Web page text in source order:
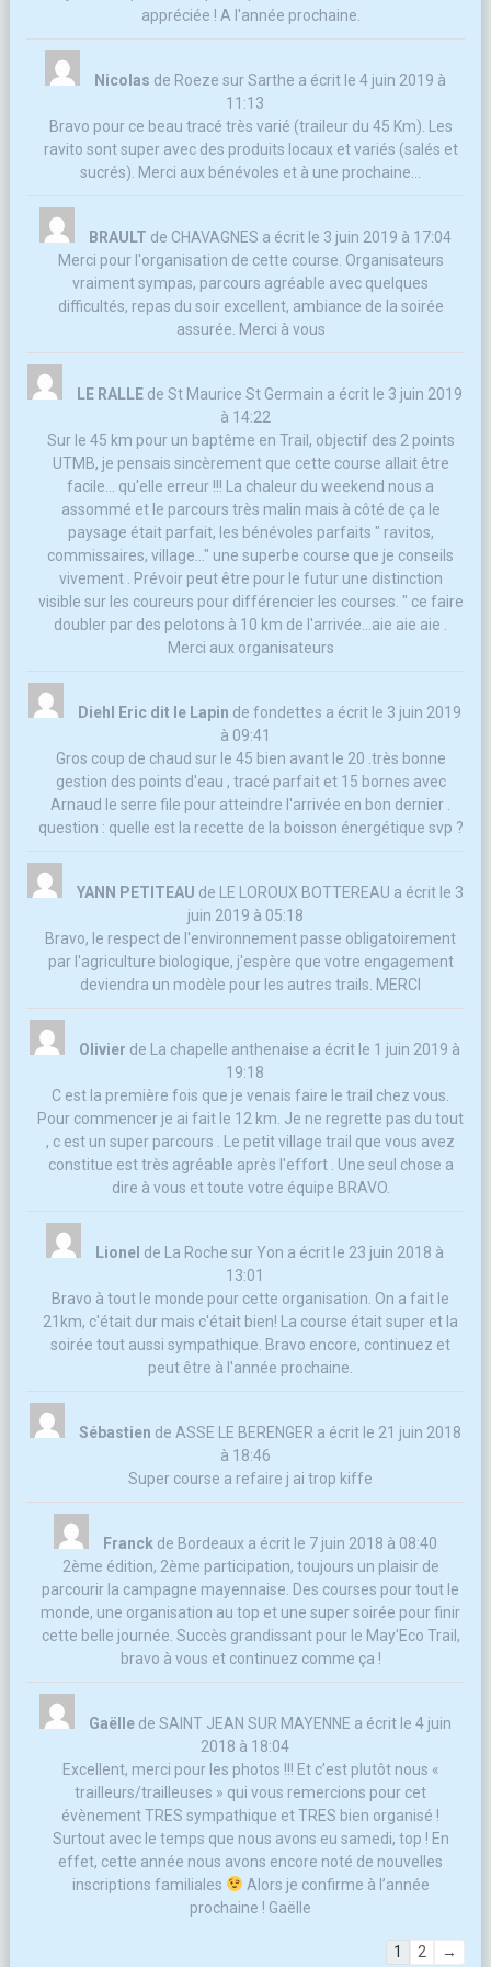
appréciée ! A l'année prochaine.
Nicolas de Roeze sur Sarthe a écrit le 4 juin 2019 à
11:13
Bravo pour ce beau tracé très varié (traileur du 45 Km). Les
ravito sont super avec des produits locaux et variés (salés et
sucrés). Merci aux bénévoles et à une prochaine...
BRAULT de CHAVAGNES a écrit le 3 juin 2019 à 17:04
Merci pour l'organisation de cette course. Organisateurs
vraiment sympas, parcours agréable avec quelques
difficultés, repas du soir excellent, ambiance de la soirée
assurée. Merci à vous
LE RALLE de St Maurice St Germain a écrit le 3 juin 2019
à 14:22
Sur le 45 km pour un baptême en Trail, objectif des 2 points
UTMB, je pensais sincèrement que cette course allait être
facile... qu'elle erreur !!! La chaleur du weekend nous a
assommé et le parcours très malin mais à côté de ça le
paysage était parfait, les bénévoles parfaits " ravitos,
commissaires, village..." une superbe course que je conseils
vivement . Prévoir peut être pour le futur une distinction
visible sur les coureurs pour différencier les courses. " ce faire
doubler par des pelotons à 10 km de l'arrivée...aie aie aie .
Merci aux organisateurs
Diehl Eric dit le Lapin de fondettes a écrit le 3 juin 2019
à 09:41
Gros coup de chaud sur le 45 bien avant le 20 .très bonne
gestion des points d'eau , tracé parfait et 15 bornes avec
Arnaud le serre file pour atteindre l'arrivée en bon dernier .
question : quelle est la recette de la boisson énergétique svp ?
YANN PETITEAU de LE LOROUX BOTTEREAU a écrit le 3
juin 2019 à 05:18
Bravo, le respect de l'environnement passe obligatoirement
par l'agriculture biologique, j'espère que votre engagement
deviendra un modèle pour les autres trails. MERCI
Olivier de La chapelle anthenaise a écrit le 1 juin 2019 à
19:18
C est la première fois que je venais faire le trail chez vous.
Pour commencer je ai fait le 12 km. Je ne regrette pas du tout
, c est un super parcours . Le petit village trail que vous avez
constitue est très agréable après l'effort . Une seul chose a
dire à vous et toute votre équipe BRAVO.
Lionel de La Roche sur Yon a écrit le 23 juin 2018 à
13:01
Bravo à tout le monde pour cette organisation. On a fait le
21km, c'était dur mais c'était bien! La course était super et la
soirée tout aussi sympathique. Bravo encore, continuez et
peut être à l'année prochaine.
Sébastien de ASSE LE BERENGER a écrit le 21 juin 2018
à 18:46
Super course a refaire j ai trop kiffe
Franck de Bordeaux a écrit le 7 juin 2018 à 08:40
2ème édition, 2ème participation, toujours un plaisir de
parcourir la campagne mayennaise. Des courses pour tout le
monde, une organisation au top et une super soirée pour finir
cette belle journée. Succès grandissant pour le May'Eco Trail,
bravo à vous et continuez comme ça !
Gaëlle de SAINT JEAN SUR MAYENNE a écrit le 4 juin
2018 à 18:04
Excellent, merci pour les photos !!! Et c’est plutôt nous «
trailleurs/trailleuses » qui vous remercions pour cet
évènement TRES sympathique et TRES bien organisé !
Surtout avec le temps que nous avons eu samedi, top ! En
effet, cette année nous avons encore noté de nouvelles
inscriptions familiales
Alors je confirme à l’année
prochaine ! Gaëlle
Navigation
1 2 →